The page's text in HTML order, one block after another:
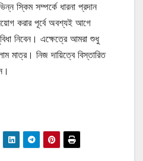
স্কিম সম্পর্কে ধারনা প্রদান
করার পূর্বে অবশ্যই আগে
নিবেন। এক্ষেত্রে আমরা শুধু
মাত্র। নিজ দায়িত্বে বিস্তারিত